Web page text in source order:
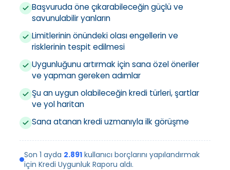
Başvuruda öne çıkarabileceğin güçlü ve
savunulabilir yanların
Limitlerinin önündeki olası engellerin ve
risklerinin tespit edilmesi
Uygunluğunu artırmak için sana özel öneriler
ve yapman gereken adımlar
Şu an uygun olabileceğin kredi türleri, şartlar
ve yol haritan
Sana atanan kredi uzmanıyla ilk görüşme
Son 1 ayda 2.891 kullanıcı borçlarını yapılandırmak
için Kredi Uygunluk Raporu aldı.